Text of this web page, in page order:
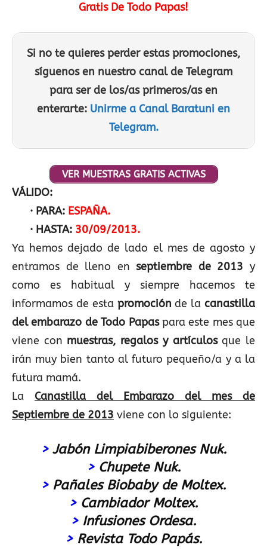
Gratis De Todo Papas!
Si no te quieres perder estas promociones,
síguenos en nuestro canal de Telegram
para ser de los/as primeros/as en
enterarte: Unirme a Canal Baratuni en
Telegram.
VER MUESTRAS GRATIS ACTIVAS
VÁLIDO:
· PARA: ESPAÑA.
· HASTA: 30/09/2013.
Ya hemos dejado de lado el mes de agosto y
entramos de lleno enseptiembre de 2013 y
como es habitual y siempre hacemos te
informamos de esta promoción de la canastilla
del embarazo de Todo Papaspara este mes que
viene con muestras, regalos y artículosque le
irán muy bien tanto al futuro pequeño/a y a la
futura mamá.
La Canastilla del Embarazo del mes de
Septiembre de 2013 viene con lo siguiente:
>Jabón Limpiabiberones Nuk.
>Chupete Nuk.
> Pañales Biobaby de Moltex.
>Cambiador Moltex.
>Infusiones Ordesa.
>Revista Todo Papás.